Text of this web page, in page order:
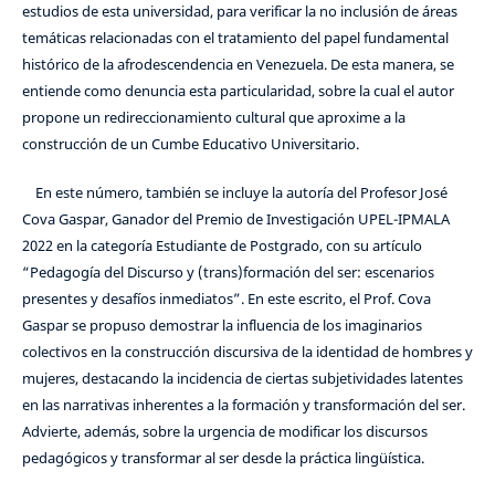
estudios de esta universidad, para verificar la no inclusión de áreas
temáticas relacionadas con el tratamiento del papel fundamental
histórico de la afrodescendencia en Venezuela. De esta manera, se
entiende como denuncia esta particularidad, sobre la cual el autor
propone un redireccionamiento cultural que aproxime a la
construcción de un Cumbe Educativo Universitario.
En este número, también se incluye la autoría del Profesor José
Cova Gaspar, Ganador del Premio de Investigación UPEL-IPMALA
2022 en la categoría Estudiante de Postgrado, con su artículo
“Pedagogía del Discurso y (trans)formación del ser: escenarios
presentes y desafíos inmediatos”. En este escrito, el Prof. Cova
Gaspar se propuso demostrar la influencia de los imaginarios
colectivos en la construcción discursiva de la identidad de hombres y
mujeres, destacando la incidencia de ciertas subjetividades latentes
en las narrativas inherentes a la formación y transformación del ser.
Advierte, además, sobre la urgencia de modificar los discursos
pedagógicos y transformar al ser desde la práctica lingüística.